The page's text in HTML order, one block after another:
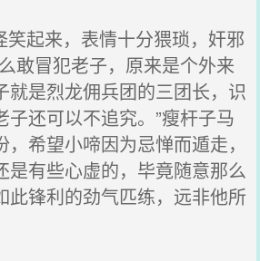
起来，表情十分猥琐，奸邪
敢冒犯老子，原来是个外来
就是烈龙佣兵团的三团长，识
子还可以不追究。”瘦杆子马
希望小啼因为忌惮而遁走，
是有些心虚的，毕竟随意那么
此锋利的劲气匹练，远非他所